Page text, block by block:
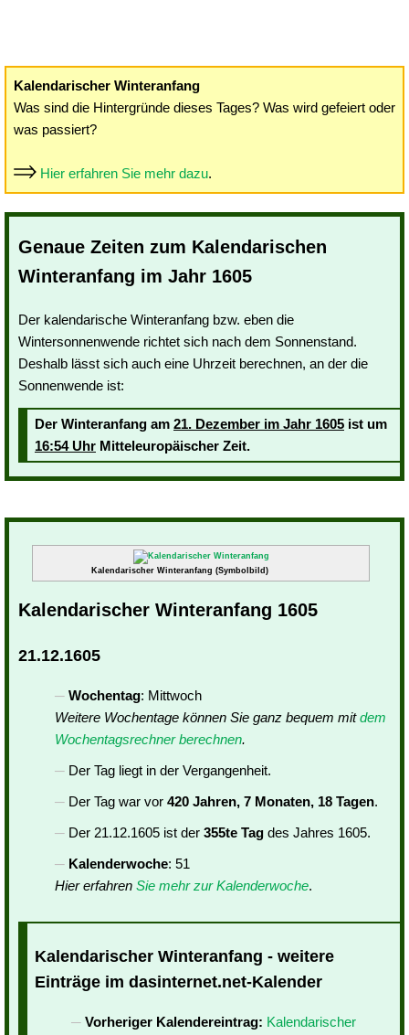
Kalendarischer Winteranfang
Was sind die Hintergründe dieses Tages? Was wird gefeiert oder
was passiert?
Hier erfahren Sie mehr dazu.
Genaue Zeiten zum Kalendarischen
Winteranfang im Jahr 1605
Der kalendarische Winteranfang bzw. eben die
Wintersonnenwende richtet sich nach dem Sonnenstand.
Deshalb lässt sich auch eine Uhrzeit berechnen, an der die
Sonnenwende ist:
Der Winteranfang am 21. Dezember im Jahr 1605 ist um
16:54 Uhr Mitteleuropäischer Zeit.
Kalendarischer Winteranfang (Symbolbild)
Kalendarischer Winteranfang 1605
21.12.1605
Wochentag: Mittwoch
Weitere Wochentage können Sie ganz bequem mitdem
Wochentagsrechner berechnen.
Der Tag liegt in der Vergangenheit.
Der Tag war vor 420 Jahren, 7 Monaten, 18 Tagen.
Der 21.12.1605 ist der 355te Tag des Jahres 1605.
Kalenderwoche: 51
Hier erfahren Sie mehr zur Kalenderwoche.
Kalendarischer Winteranfang - weitere
Einträge im dasinternet.net-Kalender
Vorheriger Kalendereintrag: Kalendarischer